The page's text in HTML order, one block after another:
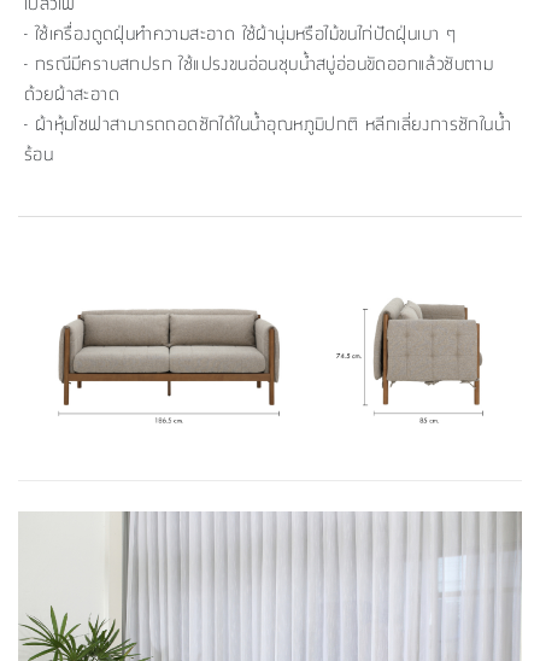
- ใช้เครื่องดูดฝุ่นทำความสะอาด ใช้ผ้านุ่มหรือไม้ขนไก่ปัดฝุ่นเบา ๆ
- กรณีมีคราบสกปรก ใช้แปรงขนอ่อนชุบน้ำสบู่อ่อนขัดออกแล้วซับตาม
ด้วยผ้าสะอาด
- ผ้าหุ้มโซฟาสามารถถอดซักได้ในน้ำอุณหภูมิปกติ หลีกเลี่ยงการซักในน้ำ
ร้อน